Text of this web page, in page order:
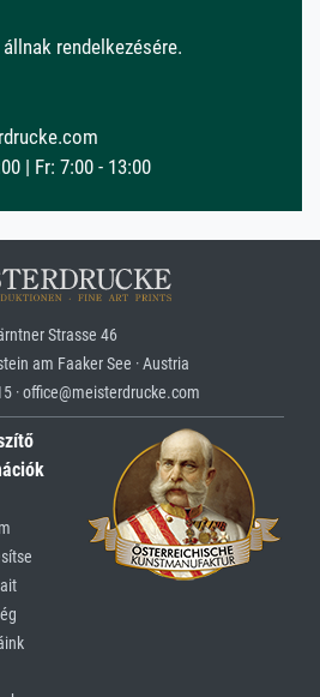
rendelkezésére.
| Fr: 7:00 - 13:00
Strasse 46
am Faaker See · Austria
· office@meisterdrucke.com